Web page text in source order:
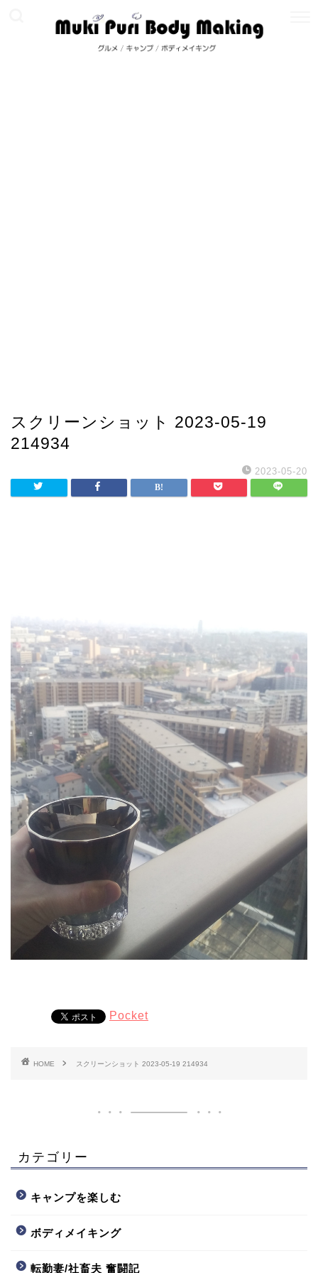
スクリーンショット 2023-05-19
214934
2023-05-20
Pocket
HOME スクリーンショット 2023-05-19 214934
カテゴリー
キャンプを楽しむ
ボディメイキング
転勤妻/社畜夫 奮闘記